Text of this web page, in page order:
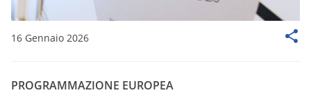
16 Gennaio 2026
PROGRAMMAZIONE EUROPEA